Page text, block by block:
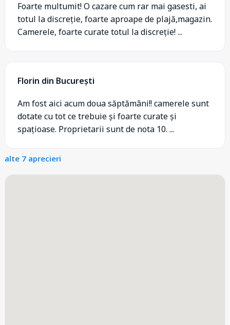
Foarte multumit! O cazare cum rar mai gasesti, ai
totul la discreție, foarte aproape de plajă,magazin.
Camerele, foarte curate totul la discreție! ...
Florin din București
Am fost aici acum doua săptămâni!! camerele sunt
dotate cu tot ce trebuie și foarte curate și
spațioase. Proprietarii sunt de nota 10. ...
alte 7 aprecieri